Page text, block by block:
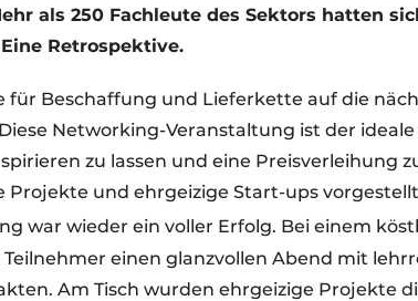
als 250 Fachleute des Sektors hatten
Retrospektive.
für Beschaffung und Lieferkette auf die
Networking-Veranstaltung ist der
zu lassen und eine Preisverleihung
Projekte und ehrgeizige Start-ups
war wieder ein voller Erfolg. Bei einem
einen glanzvollen Abend mit
Am Tisch wurden ehrgeizige Projekte